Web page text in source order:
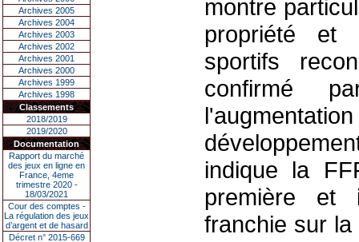
Archives 2005
Archives 2004
Archives 2003
Archives 2002
Archives 2001
Archives 2000
Archives 1999
Archives 1998
Classements
2018/2019
2019/2020
Documentation
Rapport du marché
des jeux en ligne en
France, 4eme
trimestre 2020 -
18/03/2021
Cour des comptes -
La régulation des jeux
d’argent et de hasard
Décret n° 2015-669
montre
propriété et
sportifs
confirmé
indique la
première et
franchie sur